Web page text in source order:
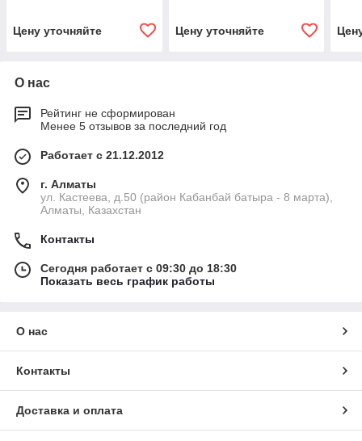
Цену уточняйте Цену уточняйте
О нас
Рейтинг не сформирован
Менее 5 отзывов за последний год
Работает с 21.12.2012
г. Алматы
ул. Кастеева, д.50 (район Кабанбай батыра - 8 марта),
Алматы, Казахстан
Контакты
Сегодня работает с 09:30 до 18:30
Показать весь график работы
О нас
Контакты
Доставка и оплата